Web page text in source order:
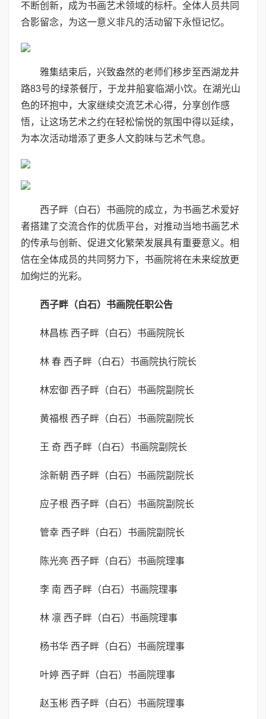
不断创新，成为书画艺术领域的标杆。全体人员共同
合影留念，为这一意义非凡的活动留下永恒记忆。
雅集结束后，兴致盎然的老师们移步至西湖龙井
路83号的绿茶餐厅，于龙井船宴临湖小饮。在湖光山
色的环抱中，大家继续交流艺术心得，分享创作感
悟，让这场艺术之约在轻松愉悦的氛围中得以延续，
为本次活动增添了更多人文韵味与艺术气息。
西子畔（白石）书画院的成立，为书画艺术爱好
者搭建了交流合作的优质平台，对推动当地书画艺术
的传承与创新、促进文化繁荣发展具有重要意义。相
信在全体成员的共同努力下，书画院将在未来绽放更
加绚烂的光彩。
西子畔（白石）书画院任职公告
林昌栋 西子畔（白石）书画院院长
林 春 西子畔（白石）书画院执行院长
林宏御 西子畔（白石）书画院副院长
黄福根 西子畔（白石）书画院副院长
王 奇 西子畔（白石）书画院副院长
涂新朝 西子畔（白石）书画院副院长
应子根 西子畔（白石）书画院副院长
管幸 西子畔（白石）书画院副院长
陈光亮 西子畔（白石）书画院理事
李 南 西子畔（白石）书画院理事
林 凛 西子畔（白石）书画院理事
杨书华 西子畔（白石）书画院理事
叶婷 西子畔（白石）书画院理事
赵玉彬 西子畔（白石）书画院理事